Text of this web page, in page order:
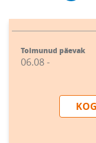
Toimunud päevak
06.08 -